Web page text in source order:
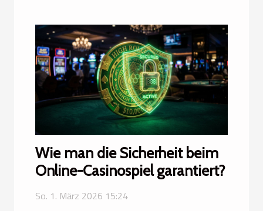
Wie man die Sicherheit beim
Online-Casinospiel garantiert?
So. 1. März 2026 15:24